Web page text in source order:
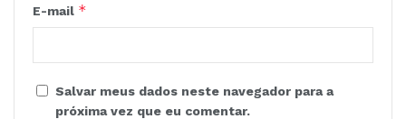
E-mail *
Salvar meus dados neste navegador para a
próxima vez que eu comentar.